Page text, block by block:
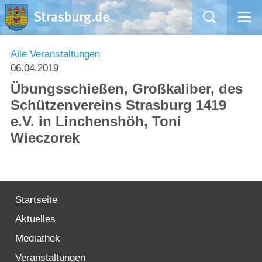
Mängelmeldung
Aktuelles
Rathaus
Natur – Kultur – Tourismus
Willkommen in Strasburg (Uckermark)
Alle Veranstaltungen
06.04.2019
Übungsschießen, Großkaliber, des
Schützenvereins Strasburg 1419
e.V. in Linchenshöh, Toni
Wieczorek
Startseite
Aktuelles
Mediathek
Veranstaltungen